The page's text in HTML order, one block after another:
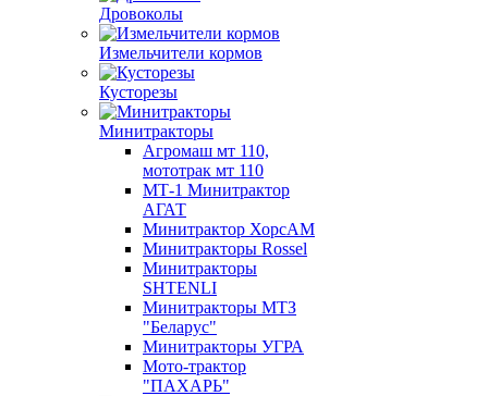
Дровоколы
Измельчители кормов
Кусторезы
Минитракторы
Агромаш мт 110,
мототрак мт 110
МТ-1 Минитрактор
АГАТ
Минитрактор ХорсАМ
Минитракторы Rossel
Минитракторы
SHTENLI
Минитракторы МТЗ
"Беларус"
Минитракторы УГРА
Мото-трактор
"ПАХАРЬ"